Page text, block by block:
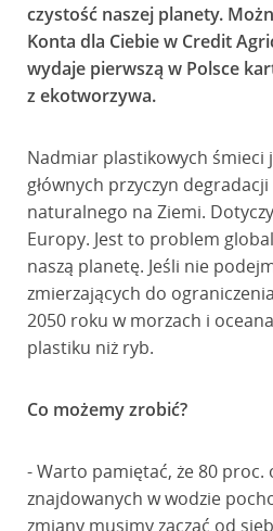
czystość naszej planety.
Konta dla Ciebie w Credit
wydaje pierwszą w Polsce
z ekotworzywa.
Nadmiar plastikowych śmieci
głównych przyczyn
naturalnego na Ziemi.
Europy. Jest to problem
naszą planetę. Jeśli nie
zmierzających do
2050 roku w morzach i
plastiku niż ryb.
Co możemy zrobić?
- Warto pamiętać, że 80 proc.
znajdowanych w wodzie
zmiany musimy zacząć od